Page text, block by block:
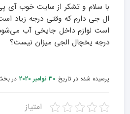
ال جی دارم که وقتی درجه زیاد
است لوازم داخل جایخی آب می‌شود.
درجه یخچال الجی میزان نیست؟
پرسیده شده در تاریخ 30 نوامبر 2020 در
امتیاز